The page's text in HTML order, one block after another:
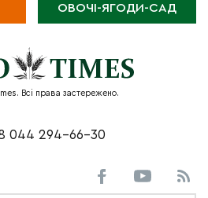
ОВОЧІ-ЯГОДИ-САД
Всі права застережено.
044 294-66-30